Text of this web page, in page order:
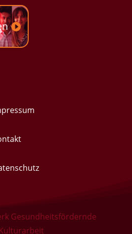
Gesundheitsfördernde